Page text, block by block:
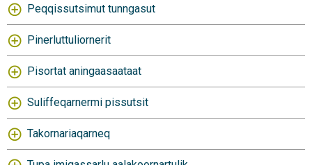
Peqqissutsimut tunngasut
Pinerluttuliornerit
Pisortat aningaasaataat
Suliffeqarnermi pissutsit
Takornariaqarneq